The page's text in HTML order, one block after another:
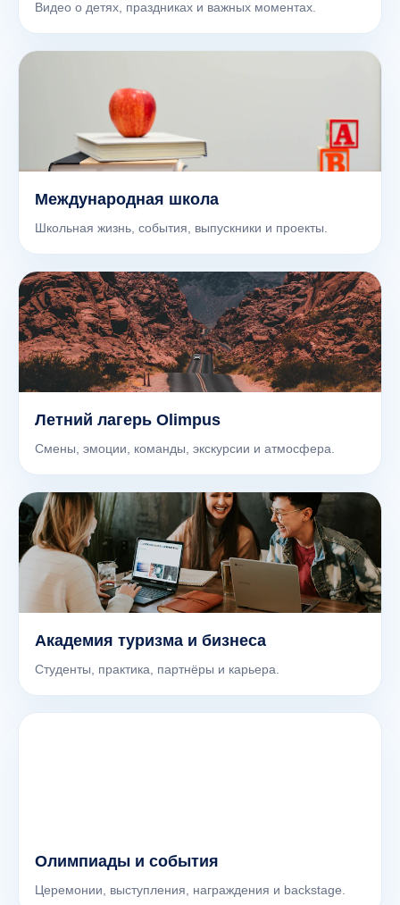
Видео о детях, праздниках и важных моментах.
Международная школа
Школьная жизнь, события, выпускники и проекты.
Летний лагерь Olimpus
Смены, эмоции, команды, экскурсии и атмосфера.
Академия туризма и бизнеса
Студенты, практика, партнёры и карьера.
Олимпиады и события
Церемонии, выступления, награждения и backstage.